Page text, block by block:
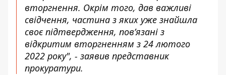
вторгнення. Окрім того, дав важливі
свідчення, частина з яких уже знайшла
своє підтвердження, пов’язані з
відкритим вторгненням з 24 лютого
2022 року", - заявив представник
прокуратури.